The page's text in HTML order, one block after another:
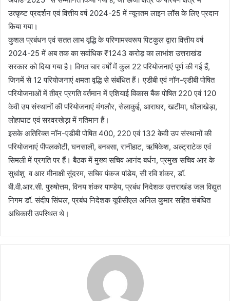
उत्कृष्ट प्रदर्शन एवं वित्तीय वर्ष 2024-25 में न्यूनतम लाइन लॉस के लिए प्रदान
किया गया।
कुशल प्रबंधन एवं सतत लाभ वृद्धि के परिणामस्वरूप पिटकुल द्वारा वित्तीय वर्ष
2024-25 में अब तक का सर्वाधिक ₹1243 करोड़ का लाभांश उत्तराखंड
सरकार को दिया गया है। विगत चार वर्षों में कुल 22 परियोजनाएं पूर्ण की गई हैं,
जिनमें से 12 परियोजनाएं क्षमता वृद्धि से संबंधित हैं। एडीबी एवं नॉन-एडीबी पोषित
परियोजनाओं में तीव्र प्रगति वर्तमान में एशियाई विकास बैंक पोषित 220 एवं 120
केवी उप संस्थानों की परियोजनाएं मंगलौर, सेलाकुई, आराघर, खटीमा, धौलाखेड़ा,
लोहाघाट एवं सरवरखेड़ा में गतिमान हैं।
इसके अतिरिक्त नॉन-एडीबी पोषित 400, 220 एवं 132 केवी उप संस्थानों की
परियोजनाएं पीपलकोटी, घनसाली, बनबसा, रानीहाट, ऋषिकेश, अल्ट्राटेक एवं
सिमली में प्रगति पर हैं। बैठक में मुख्य सचिव आनंद बर्धन, प्रमुख सचिव आर के
सुधांशु व आर मीनाक्षी सुंदरम, सचिव पंकज पांडेय, सी रवि शंकर, डॉ.
बी.वी.आर.सी. पुरुषोत्तम, विनय शंकर पाण्डेय, प्रबंध निदेशक उत्तराखंड जल विद्युत
निगम डॉ. संदीप सिंघल, प्रबंध निदेशक यूपीसीएल अनिल कुमार सहित संबंधित
अधिकारी उपस्थित थे।